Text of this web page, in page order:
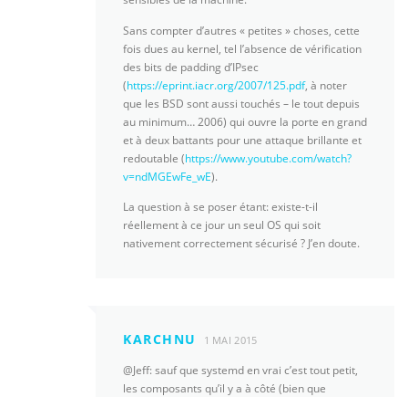
Sans compter d’autres « petites » choses, cette
fois dues au kernel, tel l’absence de vérification
des bits de padding d’IPsec
(https://eprint.iacr.org/2007/125.pdf, à noter
que les BSD sont aussi touchés – le tout depuis
au minimum… 2006) qui ouvre la porte en grand
et à deux battants pour une attaque brillante et
redoutable (https://www.youtube.com/watch?
v=ndMGEwFe_wE).
La question à se poser étant: existe-t-il
réellement à ce jour un seul OS qui soit
nativement correctement sécurisé ? J’en doute.
KARCHNU 1 MAI 2015
@Jeff: sauf que systemd en vrai c’est tout petit,
les composants qu’il y a à côté (bien que